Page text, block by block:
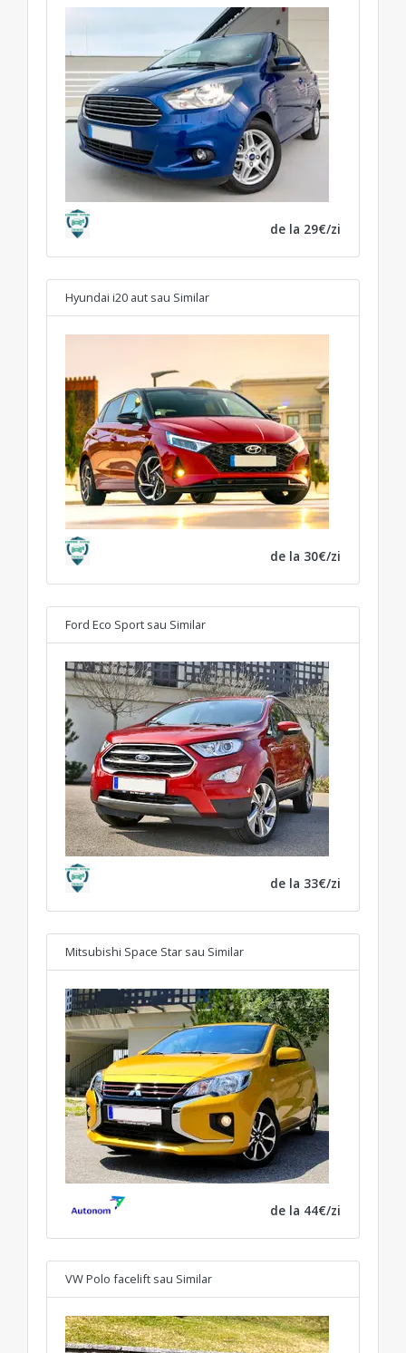
de la 29€/zi
Hyundai i20 aut sau Similar
de la 30€/zi
Ford Eco Sport sau Similar
de la 33€/zi
Mitsubishi Space Star sau Similar
de la 44€/zi
VW Polo facelift sau Similar